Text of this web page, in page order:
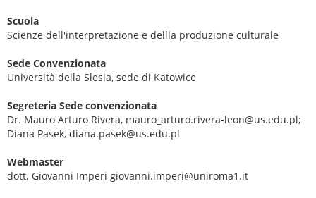
Scuola
Scienze dell'interpretazione e dellla produzione culturale
Sede Convenzionata
Università della Slesia, sede di Katowice
Segreteria Sede convenzionata
Dr. Mauro Arturo Rivera, mauro_arturo.rivera-leon@us.edu.pl;
Diana Pasek, diana.pasek@us.edu.pl
Webmaster
dott. Giovanni Imperi giovanni.imperi@uniroma1.it